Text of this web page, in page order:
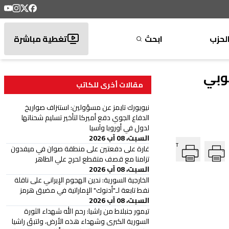
الحزب ابحث تغطية مباشرة
T
مقالات أخرى للكاتب
نيويورك تايمز عن مسؤولين: استنزاف صواريخ
الدفاع الجوي دفع أميركا لتأخير تسليم شحناتها
لدول في أوروبا وآسيا
السبت، 08 آب 2026
غارة على دفعتين على منطقة صوان في ميفدون
تزامنا مع قصف متقطع لحرج علي الطاهر
السبت، 08 آب 2026
الخارجية السورية: ندين الهجوم الإيراني على ناقلة
نفط تابعة لـ"أدنوك" الإماراتية في مضيق هرمز
السبت، 08 آب 2026
تيمور جنبلاط من راشيا: رحم الله شهداء الثورة
السورية الكبرى وشهداء هذه الأرض، ولتبقَ راشيا